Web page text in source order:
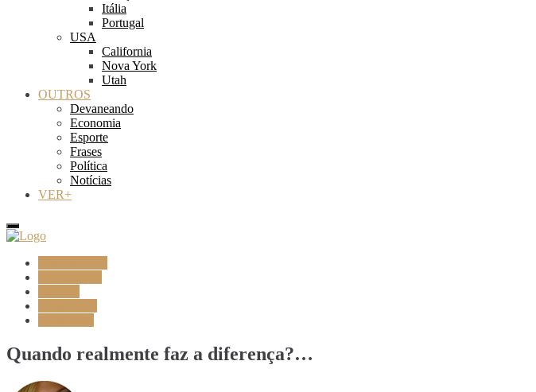
Itália
Portugal
USA
California
Nova York
Utah
OUTROS
Devaneando
Economia
Esporte
Frases
Política
Notícias
VER+
Quando realmente faz a diferença?…